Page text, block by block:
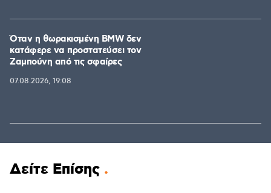
Όταν η θωρακισμένη BMW δεν
κατάφερε να προστατεύσει τον
Ζαμπούνη από τις σφαίρες
07.08.2026, 19:08
Δείτε Επίσης